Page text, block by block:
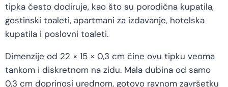
tipka često dodiruje, kao što su porodična kupatila,
gostinski toaleti, apartmani za izdavanje, hotelska
kupatila i poslovni toaleti.
Dimenzije od 22 × 15 × 0,3 cm čine ovu tipku veoma
tankom i diskretnom na zidu. Mala dubina od samo
0,3 cm doprinosi urednom, gotovo ravnom završetku